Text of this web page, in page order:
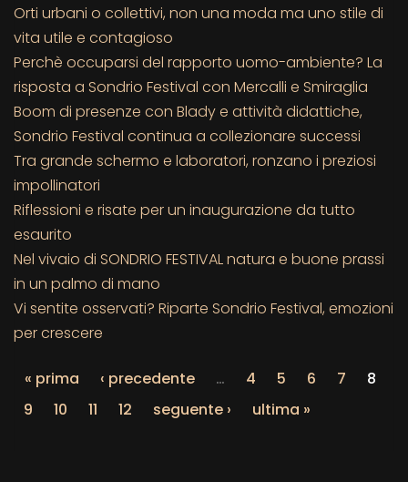
Orti urbani o collettivi, non una moda ma uno stile di
vita utile e contagioso
Perchè occuparsi del rapporto uomo-ambiente? La
risposta a Sondrio Festival con Mercalli e Smiraglia
Boom di presenze con Blady e attività didattiche,
Sondrio Festival continua a collezionare successi
Tra grande schermo e laboratori, ronzano i preziosi
impollinatori
Riflessioni e risate per un inaugurazione da tutto
esaurito
Nel vivaio di SONDRIO FESTIVAL natura e buone prassi
in un palmo di mano
Vi sentite osservati? Riparte Sondrio Festival, emozioni
per crescere
« prima ‹ precedente … 4 5 6 7
8
9
10 11 12 seguente › ultima »